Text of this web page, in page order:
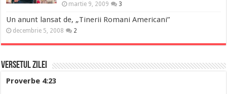
martie 9, 2009 3
Un anunt lansat de, „Tinerii Romani Americani”
decembrie 5, 2008 2
Versetul Zilei
Proverbe 4:23